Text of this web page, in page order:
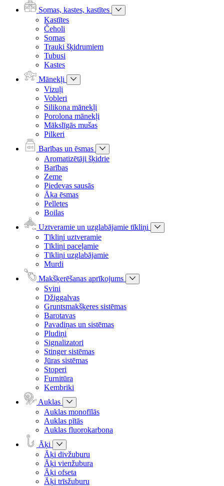
Somas, kastes, kastītes
Kastītes
Čeholi
Somas
Trauki šķidrumiem
Tubusi
Kastes
Mānekļi
Vizuļi
Vobleri
Silikona mānekļi
Porolona mānekļi
Mākslīgās mušas
Pilkeri
Barības un ēsmas
Aromatizētāji šķidrie
Barības
Zeme
Piedevas sausās
Āķa ēsmas
Pelletes
Boilas
Uztveramie un uzglabājamie tīkliņi
Tīkliņi uztveramie
Tīkliņi paceļamie
Tīkliņi uzglabājamie
Murdi
Makšķerēšanas aprīkojums
Svini
Džiggalvas
Gruntsmakšķeres sistēmas
Barotavas
Pavadiņas un sistēmas
Pludiņi
Signalizatori
Stinger sistēmas
Jūras sistēmas
Stoperi
Furnitūra
Kembriki
Auklas
Auklas monofīlās
Auklas pītās
Auklas fluorokarbona
Āķi
Āķi divžuburu
Āķi vienžubura
Āķi ofseta
Āķi trīsžuburu